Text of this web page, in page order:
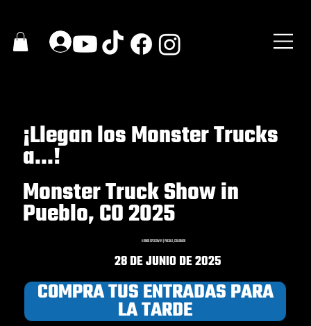
¡Llegan los Monster Trucks
a...!
Monster Truck Show in
Pueblo, CO 2025
HONOR SPEEDWAY | PUEBLO, COLORADO
28 DE JUNIO DE 2025
COMPRA TUS ENTRADAS PARA
LA TARDE